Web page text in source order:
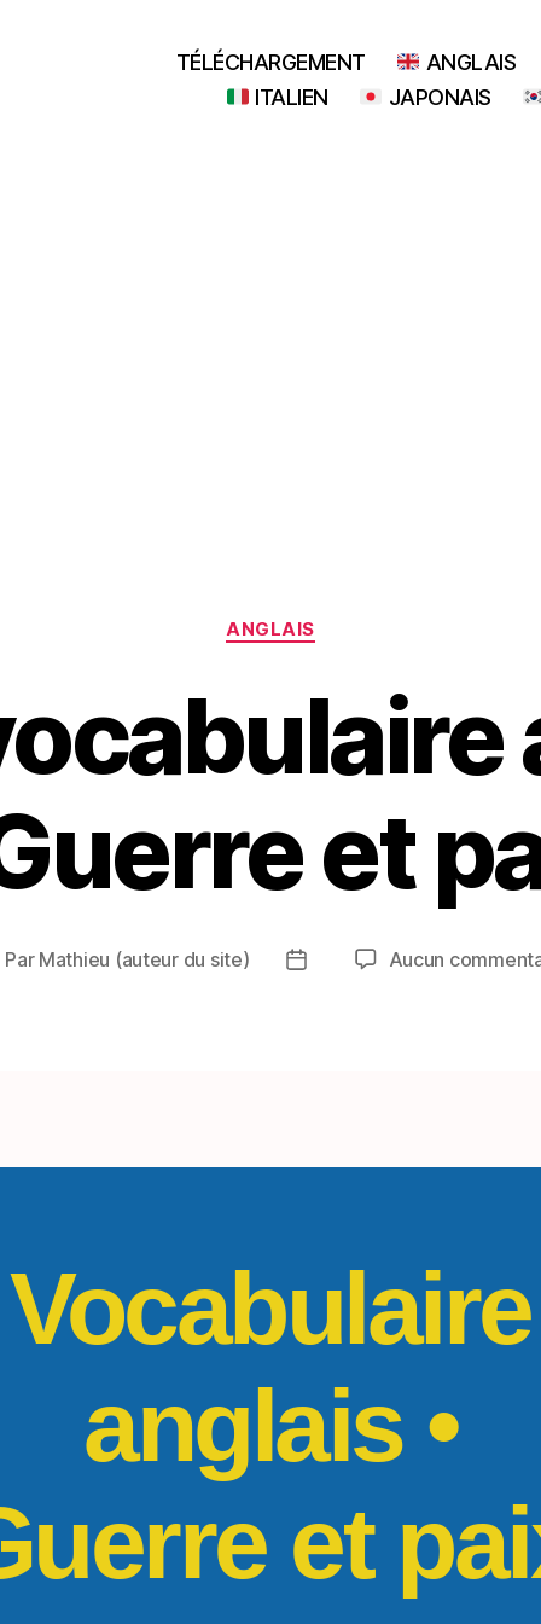
TÉLÉCHARGEMENT ANGLAIS
ITALIEN
JAPONAIS
Catégories
ANGLAIS
et
Par Mathieu (auteur du site)
Date
Aucun
Vocabulaire
anglais •
et